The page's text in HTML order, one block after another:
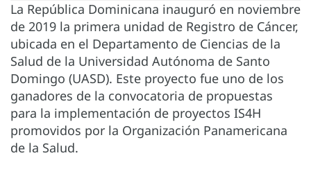
La República Dominicana inauguró en noviembre
de 2019 la primera unidad de Registro de Cáncer,
ubicada en el Departamento de Ciencias de la
Salud de la Universidad Autónoma de Santo
Domingo (UASD). Este proyecto fue uno de los
ganadores de la convocatoria de propuestas
para la implementación de proyectos IS4H
promovidos por la Organización Panamericana
de la Salud.